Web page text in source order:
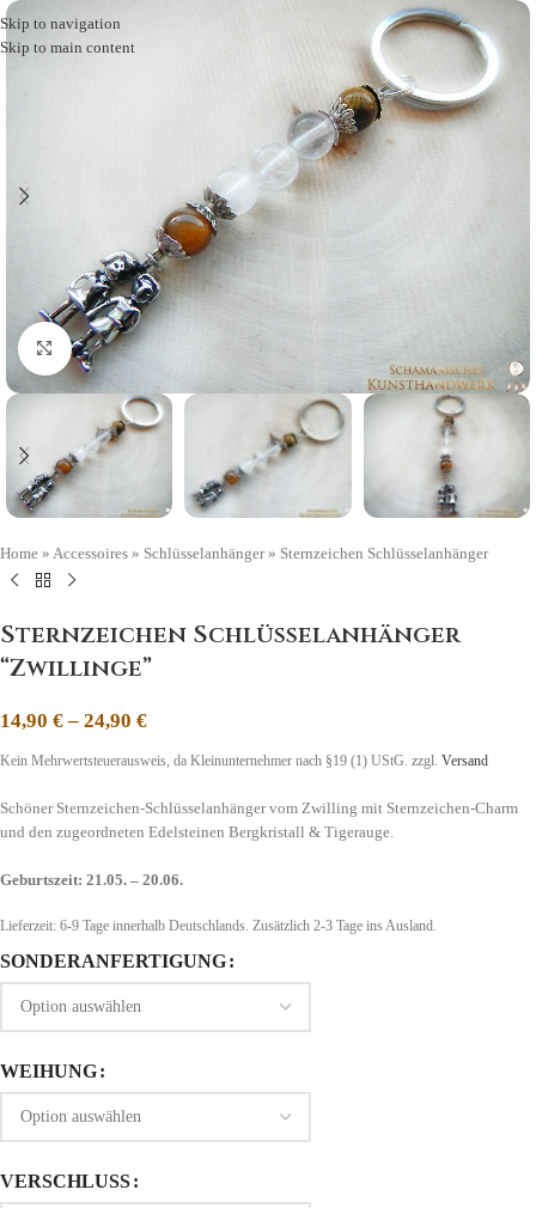
Skip to navigation
Skip to main content
Click to enlarge
Home » Accessoires » Schlüsselanhänger» Sternzeichen Schlüsselanhänger
Sternzeichen Schlüsselanhänger
“Zwillinge”
14,90 €– 24,90 €
Kein Mehrwertsteuerausweis, da Kleinunternehmer nach §19 (1) UStG. zzgl. Versand
Schöner Sternzeichen-Schlüsselanhänger vom Zwilling mit Sternzeichen-Charm
und den zugeordneten Edelsteinen Bergkristall & Tigerauge.
Geburtszeit: 21.05. – 20.06.
Lieferzeit: 6-9 Tage innerhalb Deutschlands. Zusätzlich 2-3 Tage ins Ausland.
SONDERANFERTIGUNG
WEIHUNG
VERSCHLUSS